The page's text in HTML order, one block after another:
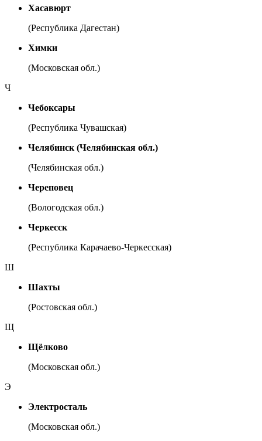
Хасавюрт
(Республика Дагестан)
Химки
(Московская обл.)
Ч
Чебоксары
(Республика Чувашская)
Челябинск (Челябинская обл.)
(Челябинская обл.)
Череповец
(Вологодская обл.)
Черкесск
(Республика Карачаево-Черкесская)
Ш
Шахты
(Ростовская обл.)
Щ
Щёлково
(Московская обл.)
Э
Электросталь
(Московская обл.)